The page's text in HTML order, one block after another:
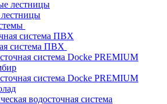
система ПВХ
система Docke PREMIUM
система Docke PREMIUM